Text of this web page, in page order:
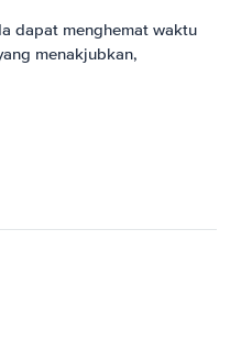
dapat menghemat waktu
menakjubkan,